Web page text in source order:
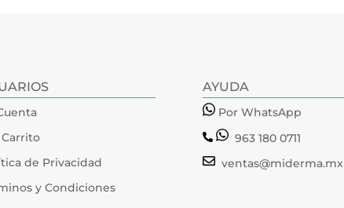
de Privacidad
y Condiciones
AYUDA
Por WhatsApp
963 180 0711
ventas@miderma.mx